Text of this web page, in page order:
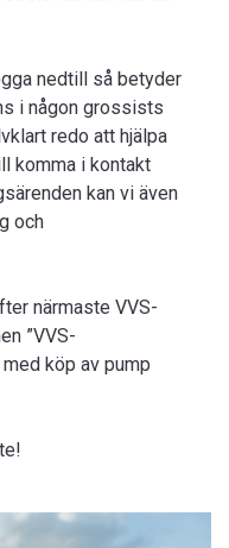
nedtill så betyder
i någon grossists
redo att hjälpa
komma i kontakt
kan vi även
och
närmaste VVS-
”VVS-
köp av pump